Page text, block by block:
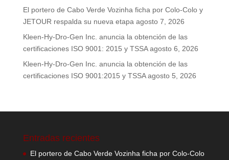
El portero de Cabo Verde Vozinha ficha por Colo-Colo y
JETOUR respalda su nueva etapa agosto 7, 2026
Kleen-Hy-Dro-Gen Inc. anuncia la obtención de las
certificaciones ISO 9001: 2015 y TSSA agosto 6, 2026
Kleen-Hy-Dro-Gen Inc. anuncia la obtención de las
certificaciones ISO 9001:2015 y TSSA agosto 5, 2026
Entradas recientes
El portero de Cabo Verde Vozinha ficha por Colo-Colo